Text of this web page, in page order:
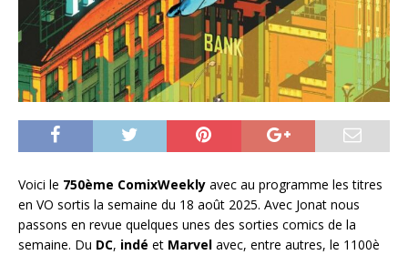
Voici le 750ème ComixWeekly avec au programme les titres
en VO sortis la semaine du 18 août 2025. Avec Jonat nous
passons en revue quelques unes des sorties comics de la
semaine. Du DC, indé et Marvel avec, entre autres, le 1100è